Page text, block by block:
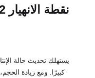
يستهلك تحديث حالة
كبيرًا. ومع زيادة